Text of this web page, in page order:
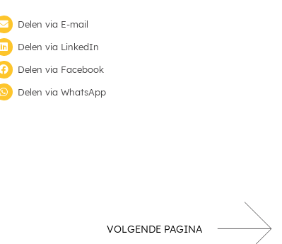
Delen via E-mail
Delen via LinkedIn
Delen via Facebook
Delen via WhatsApp
VOLGENDE PAGINA